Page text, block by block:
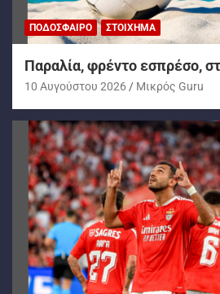
ΠΟΔΌΣΦΑΙΡΟ ΣΤΟΊΧΗΜΑ
Παραλία, φρέντο εσπρέσο,
10 Αυγούστου 2026 Mικρός Guru